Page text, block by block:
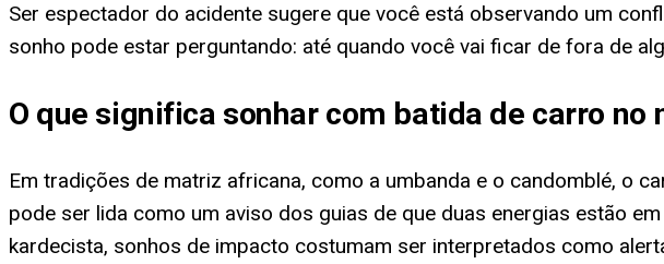
Ser espectador do acidente sugere que você está observando um
sonho pode estar perguntando: até quando você vai ficar de fora de
O que significa sonhar com batida de carro no
Em tradições de matriz africana, como a umbanda e o candomblé, o
pode ser lida como um aviso dos guias de que duas energias estão
kardecista, sonhos de impacto costumam ser interpretados como